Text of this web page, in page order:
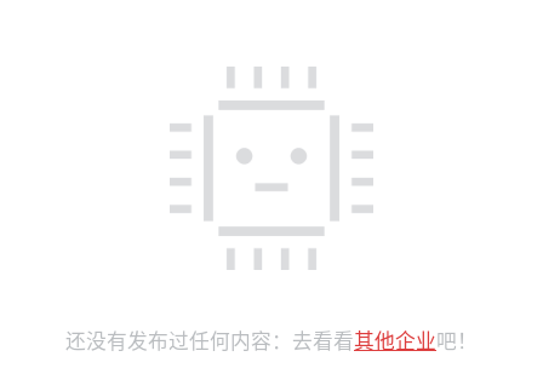
还没有发布过任何内容：去看看其他企业吧！